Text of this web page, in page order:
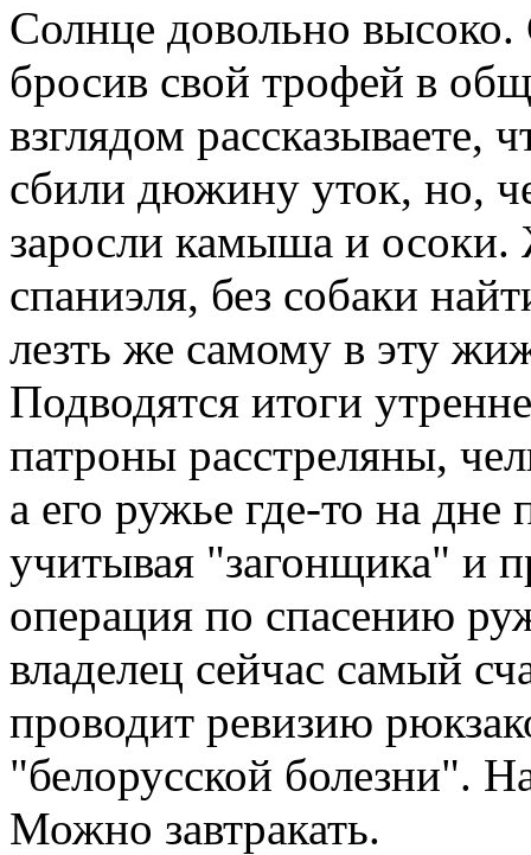
Солнце довольно
бросив свой трофей в
взглядом рассказываете,
сбили дюжину уток, но,
заросли камыша и осоки.
спаниэля, без собаки
лезть же самому в эту
Подводятся итоги
патроны расстреляны,
а его ружье где-то на
учитывая "загонщика" и
операция по спасению
владелец сейчас самый
проводит ревизию
"белорусской болезни".
Можно завтракать.